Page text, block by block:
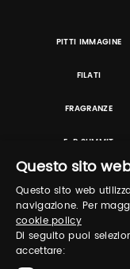
PITTI IMMAGINE
FILATI
FRAGRANZE
E-P SUMMIT
Questo sito
Questo sito web
navigazione. Per
cookie policy
Di seguito puoi
accettare: